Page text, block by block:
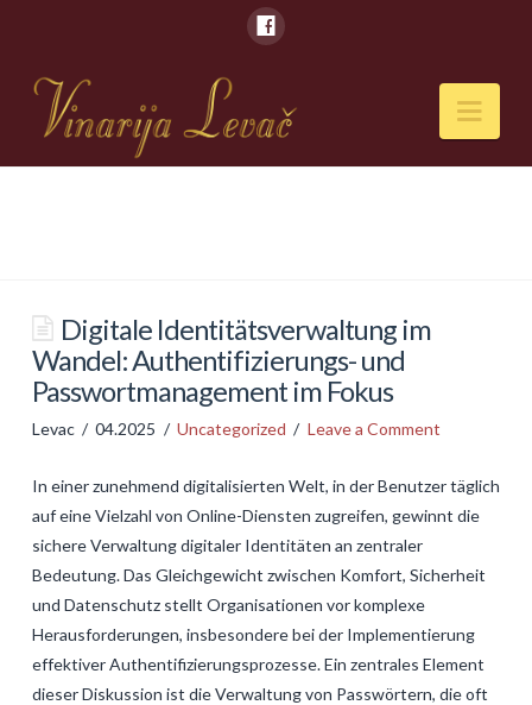
VESTI
PIĆA
GALERIJA
KONTAKT
Digitale Identitätsverwaltung im
Wandel: Authentifizierungs- und
Passwortmanagement im Fokus
Levac 04.2025 Uncategorized Leave a Comment
In einer zunehmend digitalisierten Welt, in der Benutzer täglich
auf eine Vielzahl von Online-Diensten zugreifen, gewinnt die
sichere Verwaltung digitaler Identitäten an zentraler
Bedeutung. Das Gleichgewicht zwischen Komfort, Sicherheit
und Datenschutz stellt Organisationen vor komplexe
Herausforderungen, insbesondere bei der Implementierung
effektiver Authentifizierungsprozesse. Ein zentrales Element
dieser Diskussion ist die Verwaltung von Passwörtern, die oft